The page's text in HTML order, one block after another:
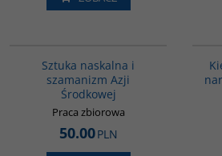
Sztuka naskalna i
szamanizm Azji
Środkowej
Praca zbiorowa
50.00PLN